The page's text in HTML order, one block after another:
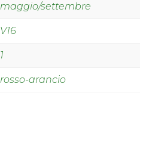
maggio/settembre
V16
1
rosso-arancio